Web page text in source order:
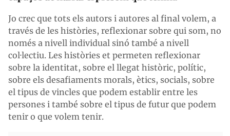
Jo crec que tots els autors i autores al final volem, a
través de les històries, reflexionar sobre qui som, no
només a nivell individual sinó també a nivell
col·lectiu. Les històries et permeten reflexionar
sobre la identitat, sobre el llegat històric, polític,
sobre els desafiaments morals, ètics, socials, sobre
el tipus de vincles que podem establir entre les
persones i també sobre el tipus de futur que podem
tenir o que volem tenir.